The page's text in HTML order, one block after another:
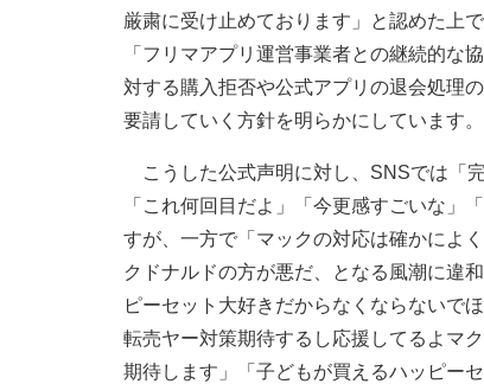
厳粛に受け止めております」と認めた上
「フリマアプリ運営事業者との継続的な
対する購入拒否や公式アプリの退会処理
要請していく方針を明らかにしています。
こうした公式声明に対し、SNSでは「
「これ何回目だよ」「今更感すごいな」
すが、一方で「マックの対応は確かによ
クドナルドの方が悪だ、となる風潮に違
ピーセット大好きだからなくならないで
転売ヤー対策期待するし応援してるよマ
期待します」「子どもが買えるハッピー